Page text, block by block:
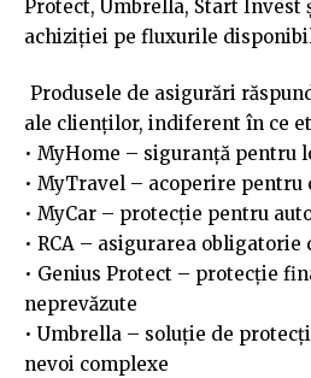
Protect, Umbrella, Start
achiziției pe fluxurile
Produsele de asigurări
ale clienților, indiferent în ce
• MyHome – siguranță pentru
• MyTravel – acoperire
• MyCar – protecție pentru
• RCA – asigurarea obligatorie
• Genius Protect – protecție
neprevăzute
• Umbrella – soluție de
nevoi complexe